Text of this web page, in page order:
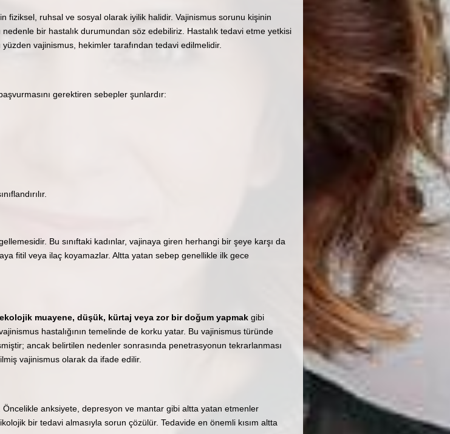
fiziksel, ruhsal ve sosyal olarak iyilik halidir. Vajinismus sorunu kişinin
bir hastalık durumundan söz edebiliriz. Hastalık tedavi etme yetkisi
vajinismus, hekimler tarafından tedavi edilmelidir.
gerektiren sebepler şunlardır:
Bu sınıftaki kadınlar, vajinaya giren herhangi bir şeye karşı da
fitil veya ilaç koyamazlar. Altta yatan sebep genellikle ilk gece
muayene, düşük, kürtaj veya zor bir doğum yapmakgibi
hastalığının temelinde de korku yatar. Bu vajinismus türünde
ancak belirtilen nedenler sonrasında penetrasyonun tekrarlanması
vajinismus olarak da ifade edilir.
Öncelikle anksiyete, depresyon ve mantar gibi altta yatan etmenler
bir tedavi almasıyla sorun çözülür. Tedavide en önemli kısım altta